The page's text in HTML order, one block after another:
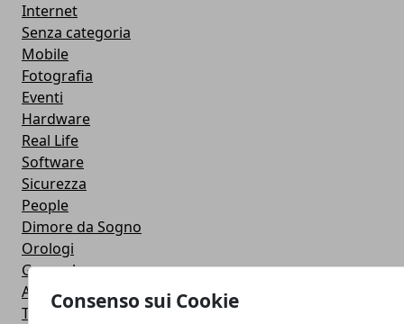
Consenso sui Cookie
Internet
Senza categoria
Mobile
Fotografia
Eventi
Hardware
Real Life
Software
Sicurezza
People
Dimore da Sogno
Orologi
General
Auto e Moto
TV